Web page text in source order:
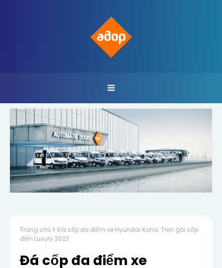
Trang chủ
Đá cốp đa điểm xe Hyundai Kona. Trọn gói cốp
điện Luxury 2023
Đá cốp đa điểm xe